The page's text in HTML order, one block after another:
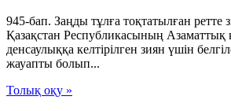
945-бап. Заңды тұлға тоқтатылған ретте
Қазақстан Республикасының
денсаулыққа келтiрiлген зиян үшiн
жауапты болып...
Толық оқу »